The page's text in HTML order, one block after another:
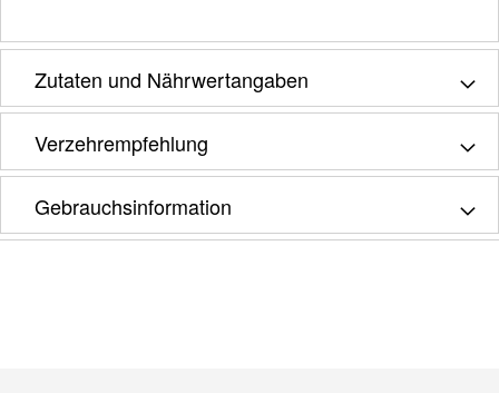
Zutaten und Nährwertangaben
Verzehrempfehlung
Gebrauchsinformation